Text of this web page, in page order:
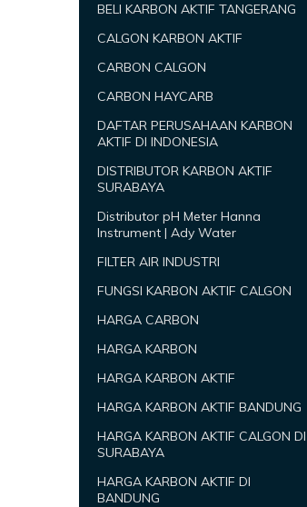
BELI KARBON AKTIF TANGERANG
CALGON KARBON AKTIF
CARBON CALGON
CARBON HAYCARB
DAFTAR PERUSAHAAN KARBON
AKTIF DI INDONESIA
DISTRIBUTOR KARBON AKTIF
SURABAYA
Distributor pH Meter Hanna
Instrument | Ady Water
FILTER AIR INDUSTRI
FUNGSI KARBON AKTIF CALGON
HARGA CARBON
HARGA KARBON
HARGA KARBON AKTIF
HARGA KARBON AKTIF BANDUNG
HARGA KARBON AKTIF CALGON DI
SURABAYA
HARGA KARBON AKTIF DI
BANDUNG